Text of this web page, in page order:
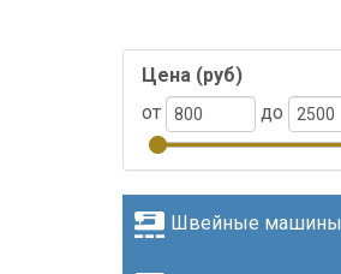
Цена (руб)
от
до
Швейные машины